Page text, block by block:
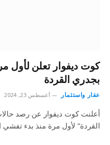
كوت ديفوار تعلن لأول
بجدري القردة
عقار واستثمار أغسطس 23, 2024
القردة” لأول مرة منذ بدء